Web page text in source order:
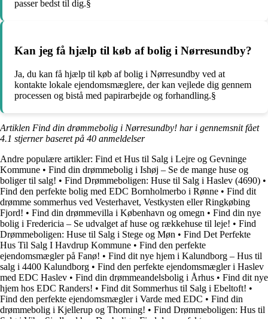
passer bedst til dig.§
Kan jeg få hjælp til køb af bolig i Nørresundby?
Ja, du kan få hjælp til køb af bolig i Nørresundby ved at
kontakte lokale ejendomsmæglere, der kan vejlede dig gennem
processen og bistå med papirarbejde og forhandling.§
Artiklen Find din drømmebolig i Nørresundby! har i gennemsnit fået
4.1 stjerner baseret på 40 anmeldelser
Andre populære artikler: Find et Hus til Salg i Lejre og Gevninge
Kommune • Find din drømmebolig i Ishøj – Se de mange huse og
boliger til salg! • Find Drømmeboligen: Huse til Salg i Haslev (4690) •
Find den perfekte bolig med EDC Bornholmerbo i Rønne • Find dit
drømme sommerhus ved Vesterhavet, Vestkysten eller Ringkøbing
Fjord! • Find din drømmevilla i København og omegn • Find din nye
bolig i Fredericia – Se udvalget af huse og rækkehuse til leje! • Find
Drømmeboligen: Huse til Salg i Stege og Møn • Find Det Perfekte
Hus Til Salg I Havdrup Kommune • Find den perfekte
ejendomsmægler på Fanø! • Find dit nye hjem i Kalundborg – Hus til
salg i 4400 Kalundborg • Find den perfekte ejendomsmægler i Haslev
med EDC Haslev • Find din drømmeandelsbolig i Århus • Find dit nye
hjem hos EDC Randers! • Find dit Sommerhus til Salg i Ebeltoft! •
Find den perfekte ejendomsmægler i Varde med EDC • Find din
drømmebolig i Kjellerup og Thorning! • Find Drømmeboligen: Hus til